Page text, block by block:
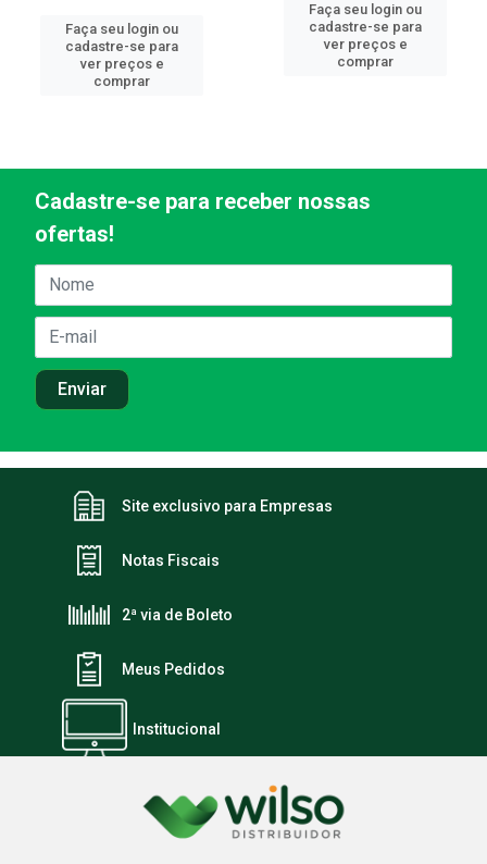
Faça seu login ou
cadastre-se para
ver preços e
comprar
Faça seu login ou
cadastre-se para
ver preços e
comprar
Cadastre-se para receber nossas
ofertas!
Site exclusivo para Empresas
Notas Fiscais
2ª via de Boleto
Meus Pedidos
Institucional